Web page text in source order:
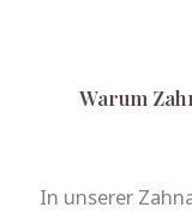
Warum
In unserer